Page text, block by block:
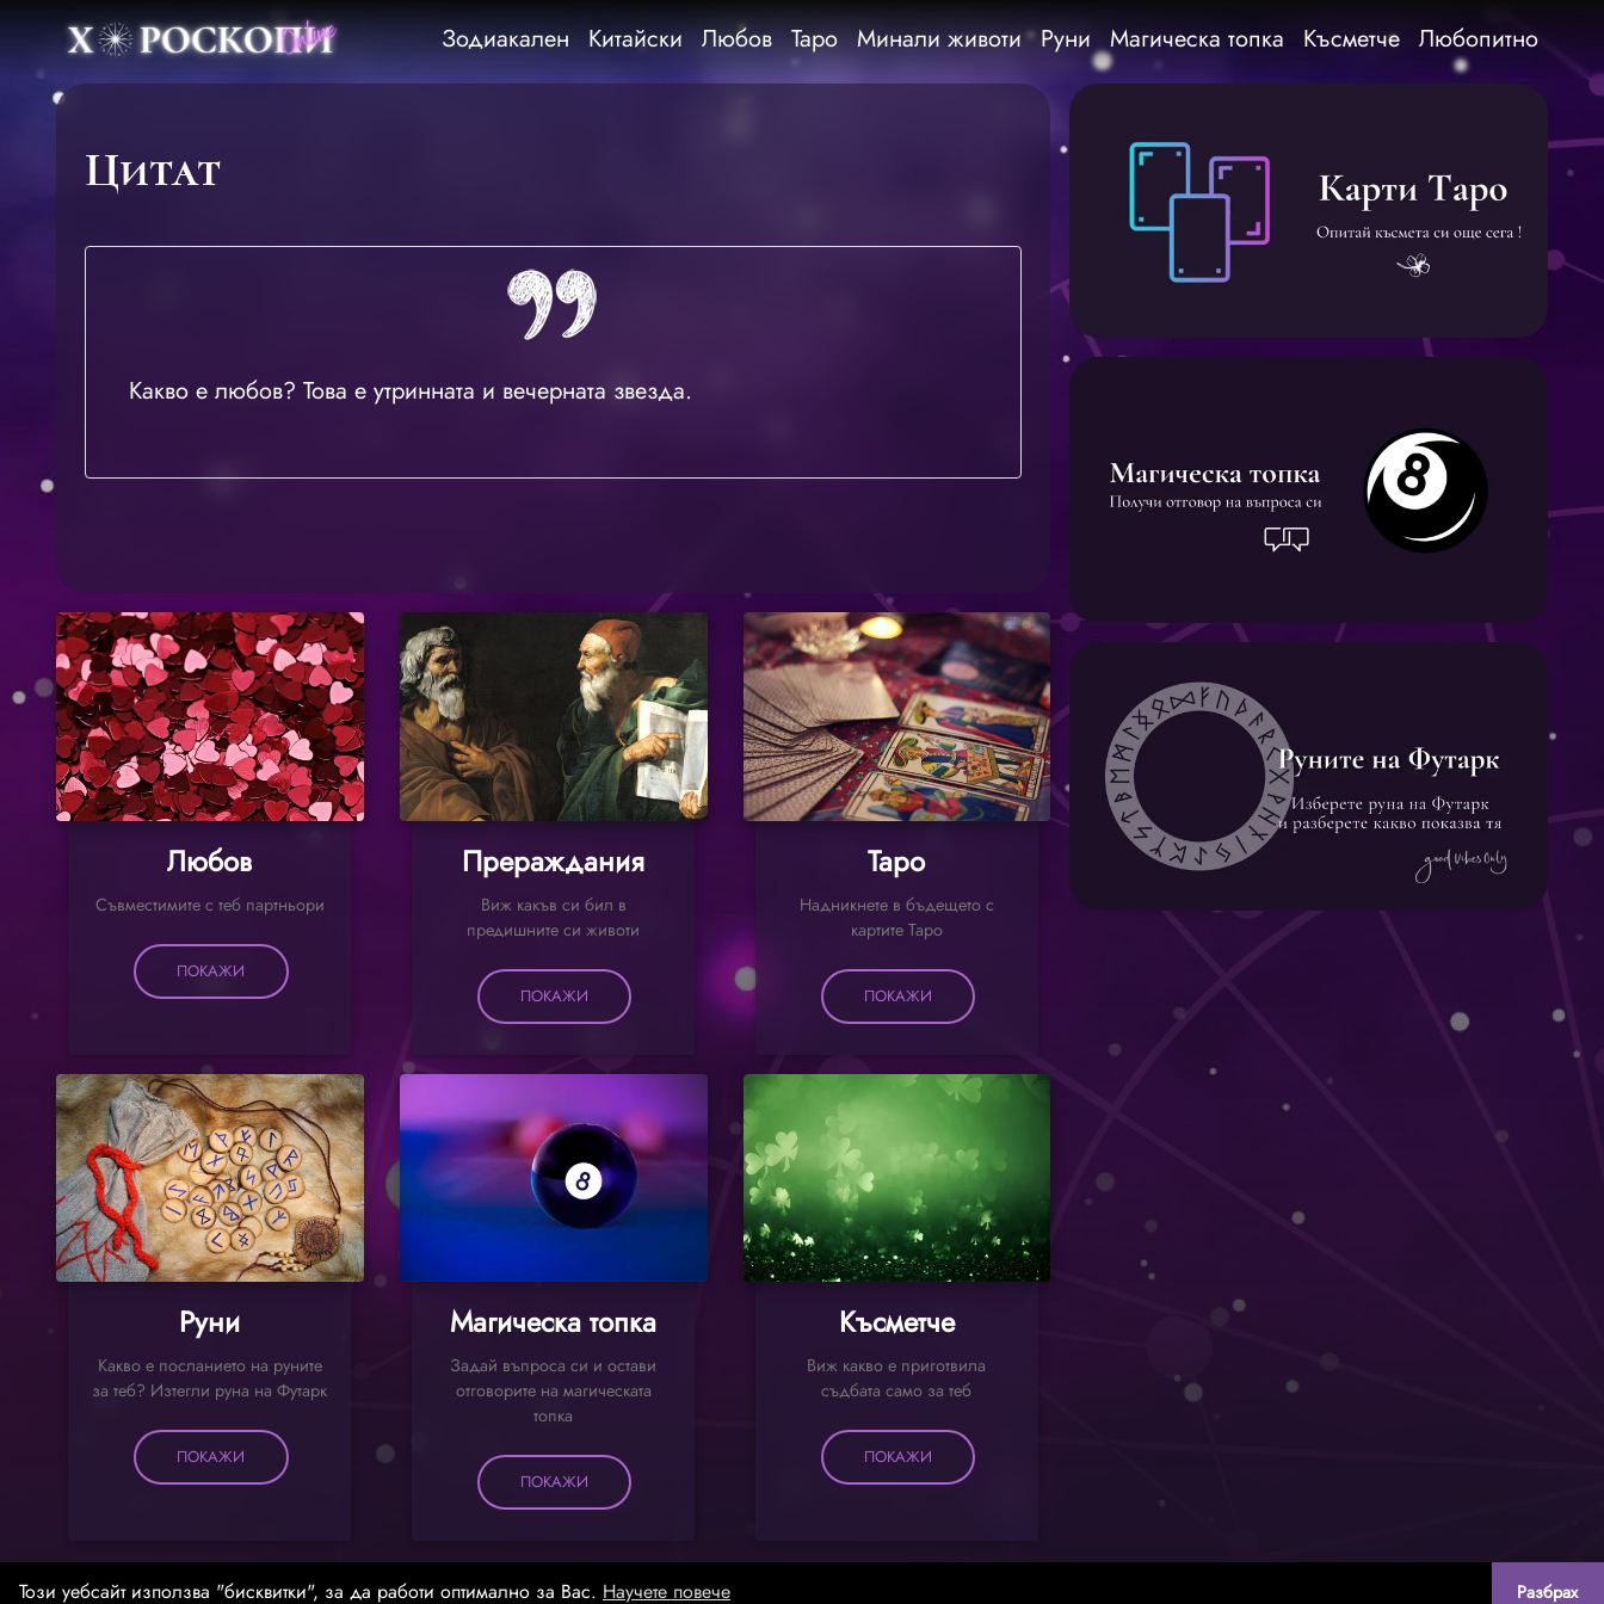
Този уебсайт използва "бисквитки", за да работи оптимално за Вас. Научете повече Разбрах
Зодиакален Китайски Любов Таро Минали животи Руни Магическа топка Късметче Любопитно
Цитат
Какво е любов? Това е утринната и вечерната звезда.
Любов
Съвместимите с теб партньори
ПОКАЖИ
Прераждания
Виж какъв си бил в
предишните си животи
ПОКАЖИ
Таро
Надникнете в бъдещето с
картите Таро
ПОКАЖИ
Руни
Какво е посланието на руните
за теб? Изтегли руна на Футарк
ПОКАЖИ
Магическа топка
Задай въпроса си и остави
отговорите на магическата
топка
ПОКАЖИ
Късметче
Виж какво е приготвила
съдбата само за теб
ПОКАЖИ
DREAMmedia Creative Studio